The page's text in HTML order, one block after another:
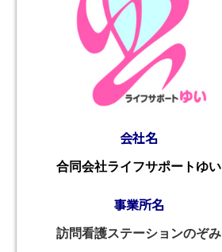
会社名
合同会社ライフサポートゆい
事業所名
訪問看護ステーションのぞみ